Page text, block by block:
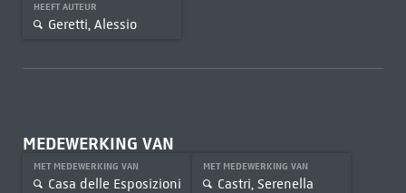
HEEFT AUTEUR
Geretti, Alessio
MEDEWERKING VAN
MET MEDEWERKING VAN
Casa delle Esposizioni
MET MEDEWERKING VAN
Castri, Serenella